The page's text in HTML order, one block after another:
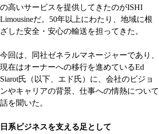
の高いサービスを提供してきたのがISHI
Limousineだ。50年以上にわたり、地域に根
ざした安全・安心の輸送を担ってきた。
今回は、同社ゼネラルマネージャーであり、
現在はオーナーへの移行を進めているEd
Siarot氏（以下、エド氏）に、会社のビジョ
ンやキャリアの背景、仕事への情熱について
話を聞いた。
日系ビジネスを支える足として